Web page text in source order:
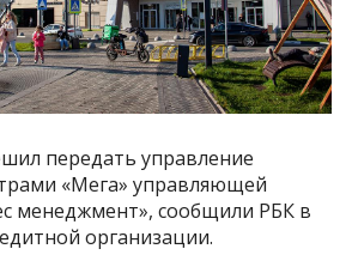
передать управление
«Мега» управляющей
менеджмент», сообщили РБК в
организации.